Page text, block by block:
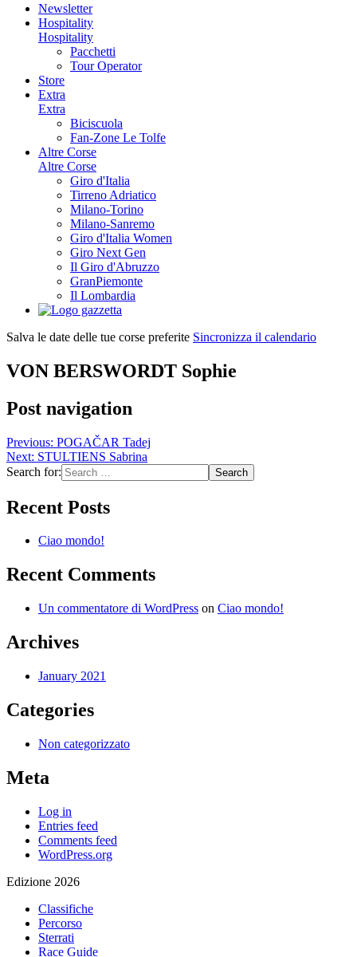
Newsletter
Hospitality
Hospitality
Pacchetti
Tour Operator
Store
Extra
Extra
Biciscuola
Fan-Zone Le Tolfe
Altre Corse
Altre Corse
Giro d'Italia
Tirreno Adriatico
Milano-Torino
Milano-Sanremo
Giro d'Italia Women
Giro Next Gen
Il Giro d'Abruzzo
GranPiemonte
Il Lombardia
Salva le date delle tue corse preferite Sincronizza il calendario
VON BERSWORDT Sophie
Post navigation
Previous: POGAČAR Tadej
Next: STULTIENS Sabrina
Search for:
Recent Posts
Ciao mondo!
Recent Comments
Un commentatore di WordPress on Ciao mondo!
Archives
January 2021
Categories
Non categorizzato
Meta
Log in
Entries feed
Comments feed
WordPress.org
Edizione 2026
Classifiche
Percorso
Sterrati
Race Guide